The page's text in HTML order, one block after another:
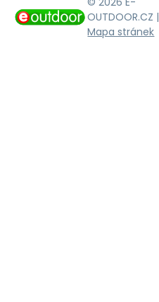
OUTDOOR.CZ |
Mapa stránek